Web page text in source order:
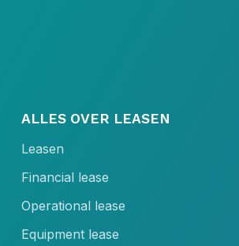
ALLES OVER LEASEN
Leasen
Financial lease
Operational lease
Equipment lease